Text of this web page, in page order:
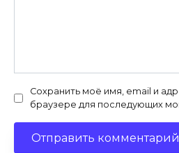
Сохранить моё имя, email и
браузере для последующих